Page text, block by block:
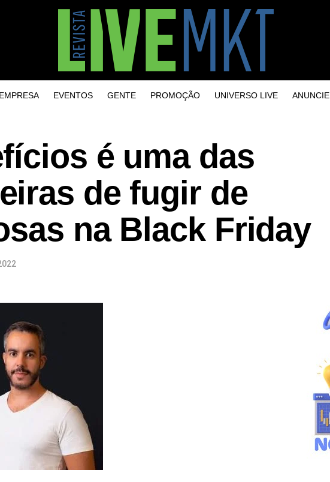
EMPRESA EVENTOS GENTE PROMOÇÃO UNIVERSO LIVE ANUNCIE
é uma das
de fugir de
na Black Friday